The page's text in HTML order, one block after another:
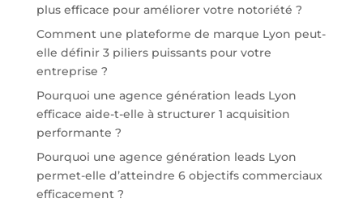
plus efficace pour améliorer votre notoriété ?
Comment une plateforme de marque Lyon peut-
elle définir 3 piliers puissants pour votre
entreprise ?
Pourquoi une agence génération leads Lyon
efficace aide-t-elle à structurer 1 acquisition
performante ?
Pourquoi une agence génération leads Lyon
permet-elle d’atteindre 6 objectifs commerciaux
efficacement ?